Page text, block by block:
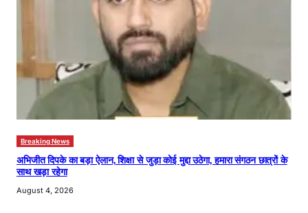
Breaking News
अभिजीत दिपके का बड़ा ऐलान, शिक्षा से जुड़ा कोई मुद्दा उठेगा, हमारा संगठन छात्रों के
साथ खड़ा रहेगा
August 4, 2026